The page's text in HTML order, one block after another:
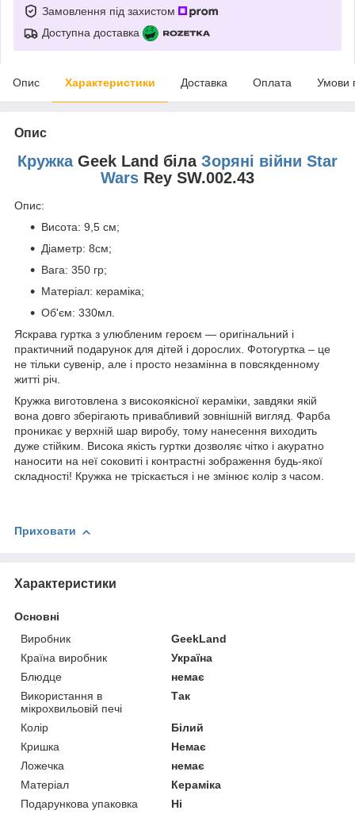
Замовлення під захистом
Доступна доставка
Опис Характеристики Доставка Оплата Умови
Опис
КружкаGeek Land біла Зоряні війни Star
Wars Rey SW.002.43
Опис:
Висота: 9,5 см;
Діаметр: 8см;
Вага: 350 гр;
Матеріал: кераміка;
Об'єм: 330мл.
Яскрава гуртка з улюбленим героєм ― оригінальний і
практичний подарунок для дітей і дорослих. Фотогуртка – це
не тільки сувенір, але і просто незамінна в повсякденному
житті річ.
Кружка виготовлена з високоякісної кераміки, завдяки якій
вона довго зберігають привабливий зовнішній вигляд. Фарба
проникає у верхній шар виробу, тому нанесення виходить
дуже стійким. Висока якість гуртки дозволяє чітко і акуратно
наносити на неї соковиті і контрастні зображення будь-якої
складності! Кружка не тріскається і не змінює колір з часом.
Приховати
Характеристики
Основні
Виробник
GeekLand
Країна виробник
Україна
Блюдце
немає
Використання в
мікрохвильовій печі
Так
Колір
Білий
Кришка
Немає
Ложечка
немає
Матеріал
Кераміка
Подарункова упаковка
Ні